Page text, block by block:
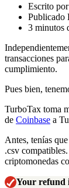
cajón
compartido
Escrito por
Publicado
3 minutos
transacciones
cumplimiento.
Pues bien,
TurboTax toma
de Coinbase a
Antes, tenías
.csv
criptomonedas
Your refund